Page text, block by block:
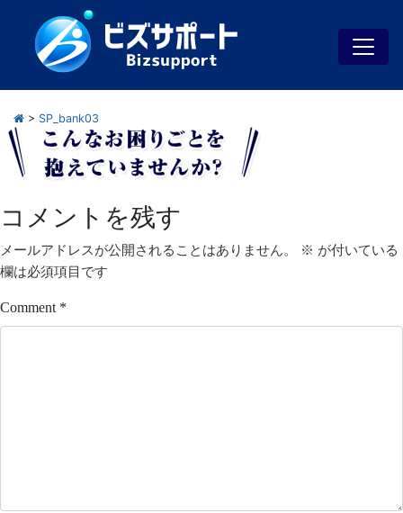
> SP_bank03
コメントを残す
メールアドレスが公開されることはありません。 ※ が付いている
欄は必須項目です
Comment *